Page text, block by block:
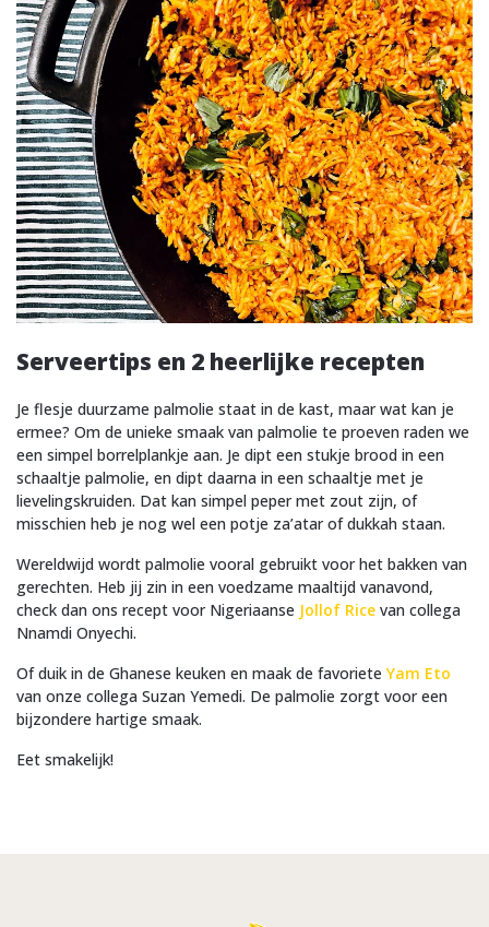
Serveertips en 2 heerlijke recepten
Je flesje duurzame palmolie staat in de kast, maar wat kan je
ermee? Om de unieke smaak van palmolie te proeven raden we
een simpel borrelplankje aan. Je dipt een stukje brood in een
schaaltje palmolie, en dipt daarna in een schaaltje met je
lievelingskruiden. Dat kan simpel peper met zout zijn, of
misschien heb je nog wel een potje za’atar of dukkah staan.
Wereldwijd wordt palmolie vooral gebruikt voor het bakken van
gerechten. Heb jij zin in een voedzame maaltijd vanavond,
check dan ons recept voor Nigeriaanse Jollof Rice van collega
Nnamdi Onyechi.
Of duik in de Ghanese keuken en maak de favorieteYam Eto
van onze collega Suzan Yemedi. De palmolie zorgt voor een
bijzondere hartige smaak.
Eet smakelijk!